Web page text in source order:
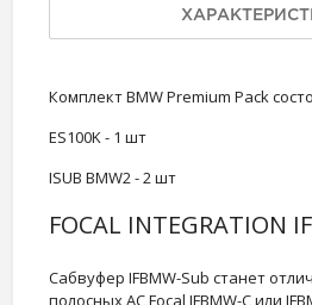
Комплект BMW Premium Pack
ES100K - 1 шт
ISUB BMW2 - 2 шт
FOCAL INTEGRATION
Сабвуфер IFBMW-Sub станет
полосных АС Focal IFBMW-C или